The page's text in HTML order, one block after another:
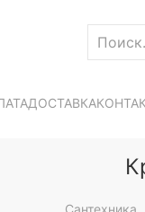
ДОСТАВКА
Сантехника